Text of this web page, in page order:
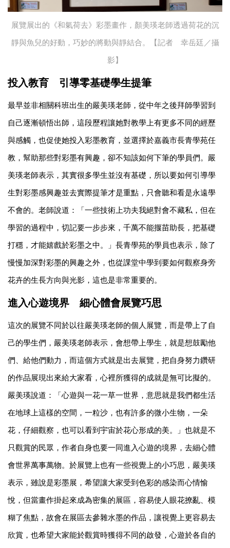
展覽展出的《和氣荷去》彩墨畫作，顏美瑛老師透過荷花的沉
靜與魚兒的好動，巧妙的將動與靜結合。【記者 幸岳廷／攝
影】
投入教育 引導零基礎學生提筆
最早並非相關科班出生的嚴美瑛老師，從中年之後拜師學習到
自己逐漸頓悟出師，這段歷程讓她對教學上有更多不同的經歷
與感觸，也促使她投入彩墨教育，並選擇於嘉義市長青學苑任
教，幫助那些對彩墨有興趣，卻不知該如何下筆的學員們。嚴
美瑛老師表示，其實很多學生並沒有基礎，所以要如何引導學
生對彩墨感興趣並去實際提筆才是重點，只會聽和看是永遠學
不會的。老師說道：「一些技術上功夫我絕對會不藏私，但在
學習的過程中，切記要一步步來，千萬不能揠苗助長，把基礎
打穩，才能嬉戲於彩墨之中。」長青學苑的學員也表示，除了
慢慢加深對彩墨的興趣之外，也從課堂中學到要如何觀察身旁
花卉的生長方向與光影，這也是非常重要的。
進入心遊境界 細心體會展覽巧思
這次的展覽不同於以往嚴美瑛老師的個人展覽，而是帶上了自
己的學生們，嚴美瑛老師表示，會想帶上學生，就是想鼓勵他
們、給他們動力，而這個方式就是出去展覽，把自身努力鑽研
的作品展現出來給大家看，心裡所獲得的成就是無可比擬的。
嚴美瑛說道：「心遊與一花一草一世界，意思就是我們都生活
在地球上這樣的空間，一粒沙，也有許多的微小生物，一朵
花，仔細觀察，也可以看到宇宙於花心形成的美。」也就是不
只觀賞的民眾，作者自身也要一同進入心遊的境界，去細心體
會世界萬事萬物。於展覽上也有一些視覺上的小巧思，嚴美瑛
表示，雖說是彩墨展，希望讓大家受到色彩的感染而心情愉
悅，但當畫作掛起來成為密集的展區，容易使人眼花撩亂、模
糊了焦點，故會在展區去參雜水墨的作品，讓視覺上更容易去
欣賞，也希望大家能於觀賞時獲得不同的啟發，心遊於各自的